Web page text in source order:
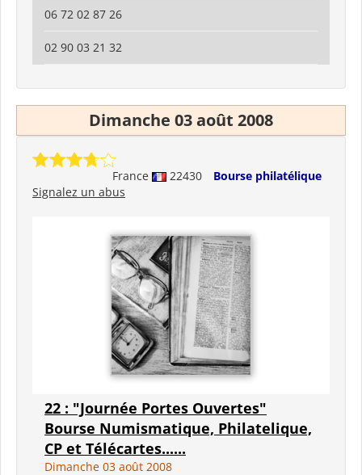
06 72 02 87 26
02 90 03 21 32
Dimanche 03 août 2008
France 22430
Bourse philatélique
Signalez un abus
22 : "Journée Portes Ouvertes"
Bourse Numismatique, Philatelique,
CP et Télécartes......
Dimanche 03 août 2008